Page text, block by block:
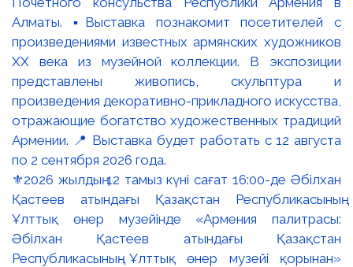
⚜️2026 жылдың 12 тамыз күні сағат 16:00-де Әбілхан
Қастеев атындағы Қазақстан Республикасының
Ұлттық өнер музейінде «Армения палитрасы:
Әбілхан Қастеев атындағы Қазақстан
Республикасының Ұлттық өнер музейі қорынан»